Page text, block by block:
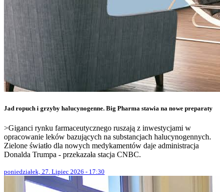
Jad ropuch i grzyby halucynogenne. Big Pharma stawia na nowe preparaty
>Giganci rynku farmaceutycznego ruszają z inwestycjami w
opracowanie leków bazujących na substancjach halucynogennych.
Zielone światło dla nowych medykamentów daje administracja
Donalda Trumpa - przekazała stacja CNBC.
poniedziałek, 27. Lipiec 2026 - 17:30